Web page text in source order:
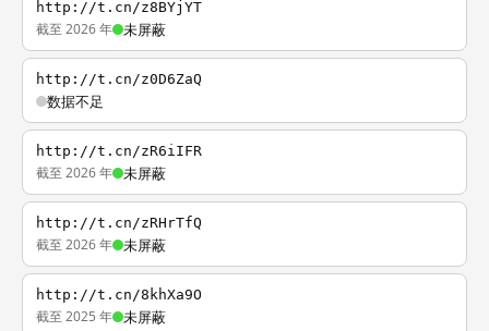
http://t.cn/z8BYjYT
截至 2026 年 未屏蔽
http://t.cn/z0D6ZaQ
数据不足
http://t.cn/zR6iIFR
截至 2026 年 未屏蔽
http://t.cn/zRHrTfQ
截至 2026 年 未屏蔽
http://t.cn/8khXa9O
截至 2025 年 未屏蔽